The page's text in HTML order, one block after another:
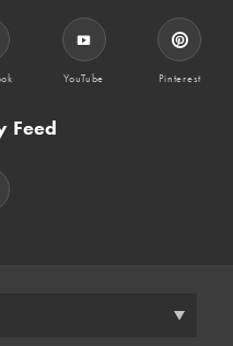
YouTube Pinterest
Feed